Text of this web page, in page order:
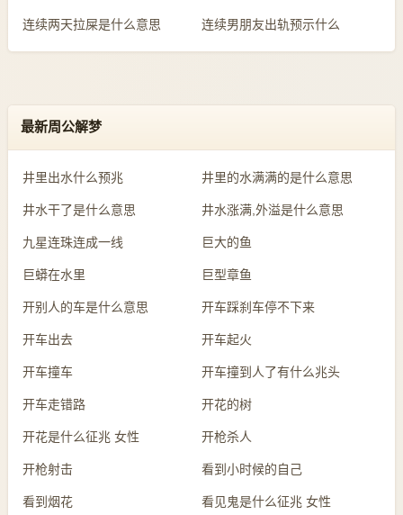
连续两天拉屎是什么意思 连续男朋友出轨预示什么
最新周公解梦
井里出水什么预兆 井里的水满满的是什么意思
井水干了是什么意思 井水涨满,外溢是什么意思
九星连珠连成一线 巨大的鱼
巨蟒在水里 巨型章鱼
开别人的车是什么意思 开车踩刹车停不下来
开车出去 开车起火
开车撞车 开车撞到人了有什么兆头
开车走错路 开花的树
开花是什么征兆 女性 开枪杀人
开枪射击 看到小时候的自己
看到烟花 看见鬼是什么征兆 女性